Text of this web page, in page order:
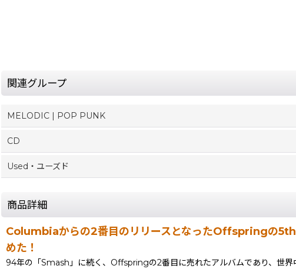
関連グループ
MELODIC | POP PUNK
CD
Used・ユーズド
商品詳細
Columbiaからの2番目のリリースとなったOffspringの
めた！
94年の「Smash」に続く、Offspringの2番目に売れたアルバムであり、